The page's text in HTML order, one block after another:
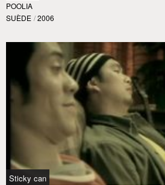
POOLIA
SUÈDE / 2006
Sticky can